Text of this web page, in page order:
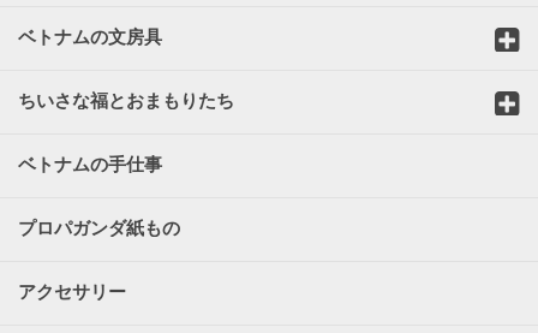
ベトナムの文房具
ちいさな福とおまもりたち
ベトナムの手仕事
プロパガンダ紙もの
アクセサリー